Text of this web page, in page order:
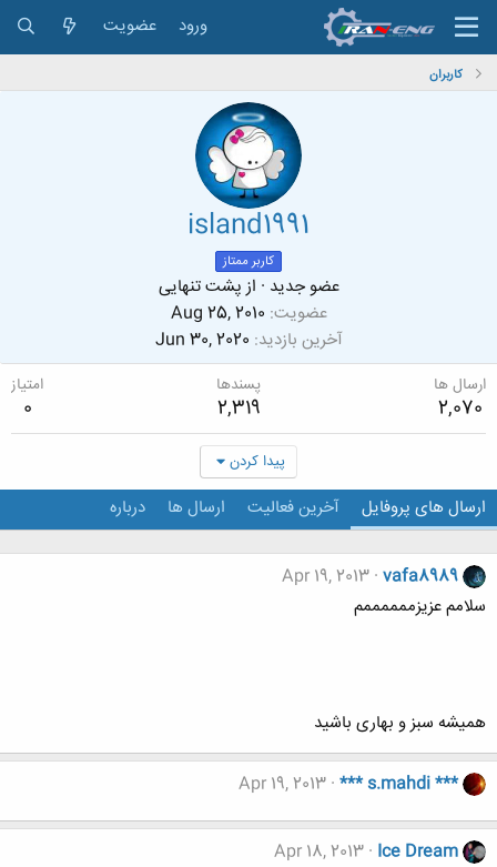
ورود عضویت
کاربران
island1991
کاربر ممتاز
عضو جدید · ازپشت تنهایی
عضویت Aug 25, 2010
آخرین بازدید Jun 30, 2020
ارسال ها
2,070
پسندها
2,319
امتیاز
0
پیدا کردن
ارسال های پروفایل آخرین فعالیت ارسال ها درباره
vafa8989
Apr 19, 2013
سلامم عزیزممممممم
همیشه سبز و بهاری باشید
*** s.mahdi ***
Apr 19, 2013
Ice Dream
Apr 18, 2013